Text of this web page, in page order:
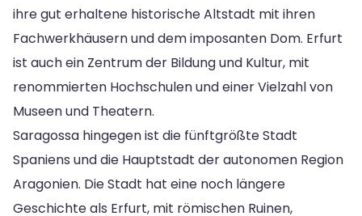
ihre gut erhaltene historische Altstadt mit ihren
Fachwerkhäusern und dem imposanten Dom. Erfurt
ist auch ein Zentrum der Bildung und Kultur, mit
renommierten Hochschulen und einer Vielzahl von
Museen und Theatern.
Saragossa hingegen ist die fünftgrößte Stadt
Spaniens und die Hauptstadt der autonomen Region
Aragonien. Die Stadt hat eine noch längere
Geschichte als Erfurt, mit römischen Ruinen,